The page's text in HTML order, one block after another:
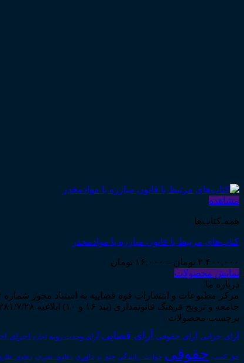
مشاهده
همه‌ـ‌کتاب‌ها
کتاب‌های مرتبط با قانون مبارزه با موادمخدر
۲,۴۰۰,۰۰۰ تومان – ۱۶,۰۰۰ تومان
through
۲,۴۰۰,۰۰۰ تومان
نمایش محصولات
درباره ما
جامعه و ترویج فرهنگ قانونمداری (بند ۱۶ و ۱۰) ابلاغیه ۱۳۸۱/۷/۲۸ شروع به فعالیت نمود...
برچسب محصولات
آرای جزایی آرای حقوقی آرای قضایی آرای وحدت رویه اجاره اجرای
حق_کسب حقوقی حوادث_رانندگی خلع_ید داوری دعاوی_تصرف